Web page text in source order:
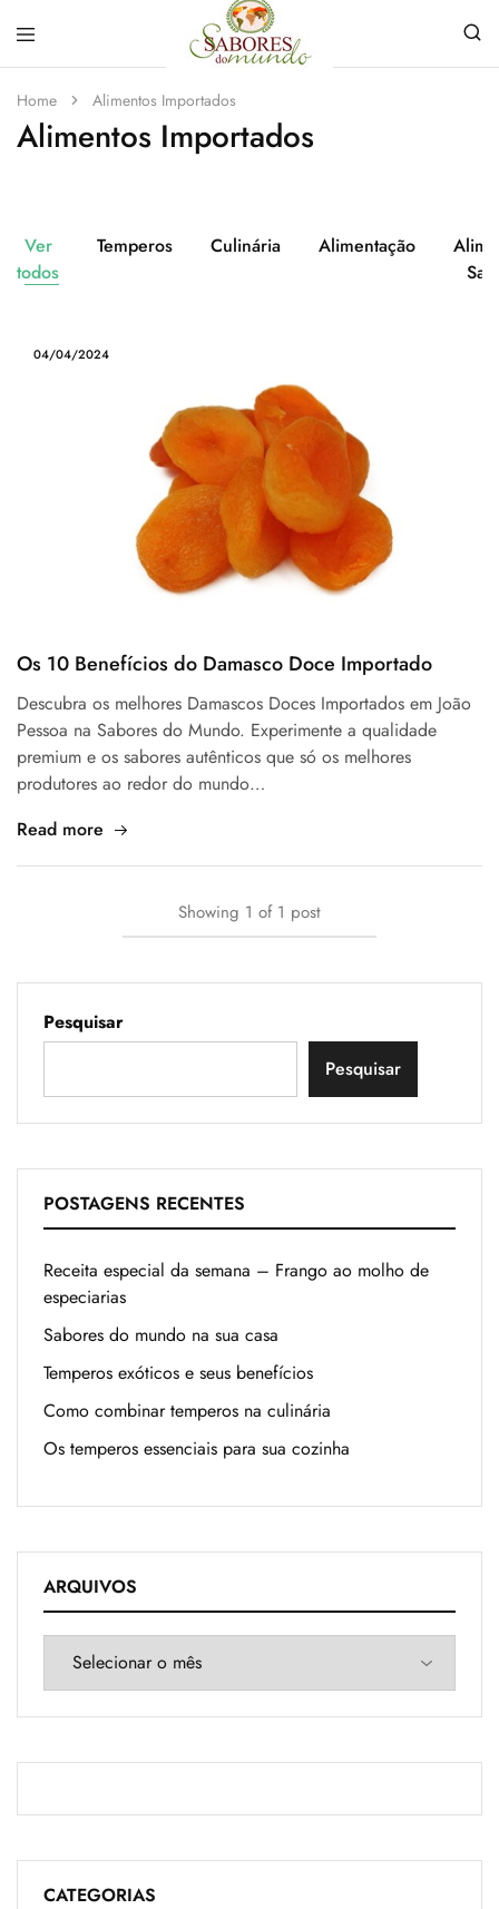
do
Mundo
loja
de
Temperos
e
Home Alimentos Importados
Alimentos Importados
Ver
todos
Temperos Culinária Alimentação
04/04/2024
Os 10 Benefícios do Damasco Doce Importado
Descubra os melhores Damascos Doces Importados em João
Pessoa na Sabores do Mundo. Experimente a qualidade
premium e os sabores autênticos que só os melhores
produtores ao redor do mundo…
Read more
Showing 1 of 1 post
Pesquisar
Pesquisar
POSTAGENS RECENTES
Receita especial da semana – Frango ao molho de
especiarias
Sabores do mundo na sua casa
Temperos exóticos e seus benefícios
Como combinar temperos na culinária
Os temperos essenciais para sua cozinha
ARQUIVOS
CATEGORIAS